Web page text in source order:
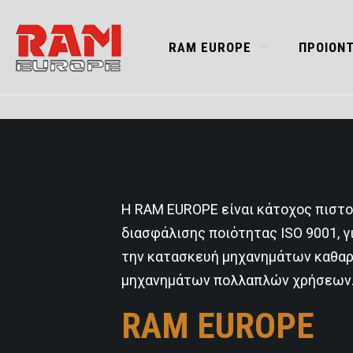
RAM EUROPE
H RAM EUROPE είναι κάτοχος
διασφάλισης ποιότητας ISO 9001,
την κατασκευή μηχανημάτων
μηχανημάτων πολλαπλών χρήσεων.
RAM EUROPE